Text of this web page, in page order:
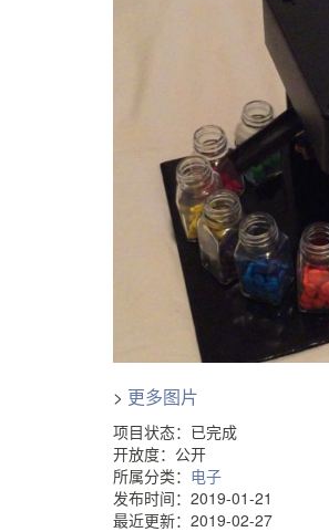
> 更多图片
项目状态：已完成
开放度：公开
所属分类： 电子
发布时间：2019-01-21
最近更新：2019-02-27